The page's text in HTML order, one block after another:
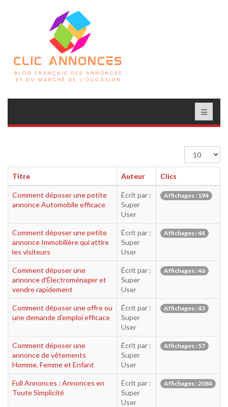
Afficher
#
Titre
Auteur Clics
Comment déposer une petite
annonce Automobile efficace
Écrit par :
Super
User
Affichages : 194
Comment déposer une petite
annonce Immobilière qui attire
les visiteurs
Écrit par :
Super
User
Affichages : 44
Comment déposer une
annonce d'Électroménager et
vendre rapidement
Écrit par :
Super
User
Affichages : 46
Comment déposer une offre ou
une demande d'emploi efficace
Écrit par :
Super
User
Affichages : 43
Comment déposer une
annonce de vêtements
Homme, Femme et Enfant
Écrit par :
Super
User
Affichages : 57
Full Annonces : Annonces en
Toute Simplicité
Écrit par :
Super
User
Affichages : 2084